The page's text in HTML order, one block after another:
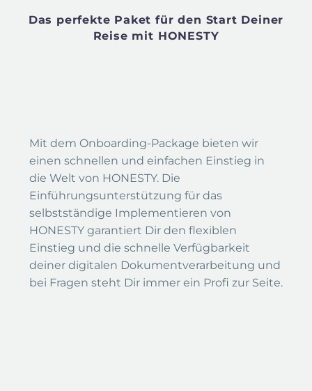
Das perfekte Paket für den Start Deiner
Reise mit HONESTY
Mit dem Onboarding-Package bieten wir
einen schnellen und einfachen Einstieg in
die Welt von HONESTY. Die
Einführungsunterstützung für das
selbstständige Implementieren von
HONESTY garantiert Dir den flexiblen
Einstieg und die schnelle Verfügbarkeit
deiner digitalen Dokumentverarbeitung und
bei Fragen steht Dir immer ein Profi zur Seite.